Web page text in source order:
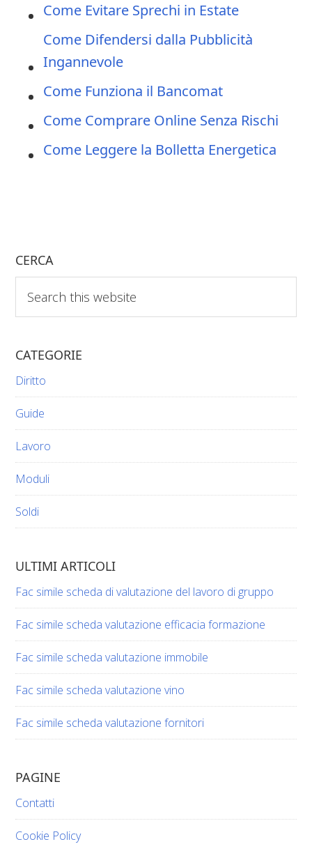
Come Evitare Sprechi in Estate
Come Difendersi dalla Pubblicità
Ingannevole
Come Funziona il Bancomat
Come Comprare Online Senza Rischi
Come Leggere la Bolletta Energetica
CERCA
this
website
CATEGORIE
Diritto
Guide
Lavoro
Moduli
Soldi
ULTIMI ARTICOLI
Fac simile scheda di valutazione del lavoro di gruppo​​
Fac simile scheda valutazione efficacia formazione​​
Fac simile scheda valutazione immobile​​
Fac simile scheda valutazione vino​​​
Fac simile scheda valutazione fornitori​​
PAGINE
Contatti
Cookie Policy